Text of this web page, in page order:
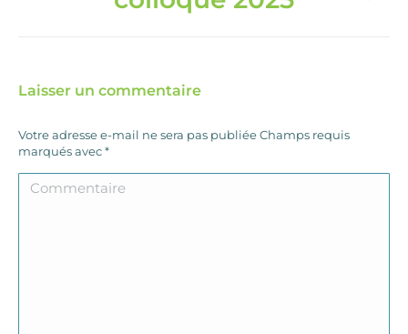
suivant
Laisser un commentaire
Votre adresse e-mail ne sera pas publiée Champs requis
marqués avec*
Commentaire